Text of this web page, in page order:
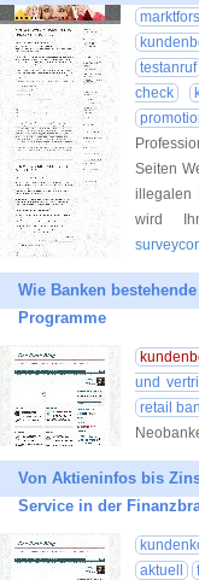
testanruf
check
Seiten
illegalen
wird
Wie Banken
Programme
und
retail
Von Aktieninfos bis
Service in der
aktuell